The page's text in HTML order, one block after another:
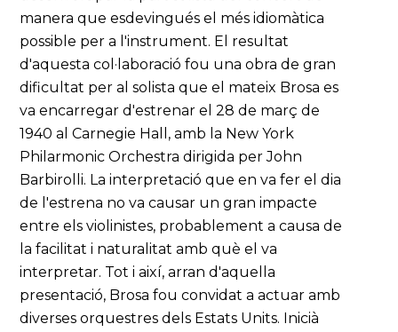
manera que esdevingués el més idiomàtica
possible per a l'instrument. El resultat
d'aquesta col·laboració fou una obra de gran
dificultat per al solista que el mateix Brosa es
va encarregar d'estrenar el 28 de març de
1940 al Carnegie Hall, amb la New York
Philarmonic Orchestra dirigida per John
Barbirolli. La interpretació que en va fer el dia
de l'estrena no va causar un gran impacte
entre els violinistes, probablement a causa de
la facilitat i naturalitat amb què el va
interpretar. Tot i així, arran d'aquella
presentació, Brosa fou convidat a actuar amb
diverses orquestres dels Estats Units. Inicià